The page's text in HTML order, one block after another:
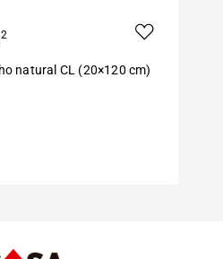
2
natural CL (20×120 cm)